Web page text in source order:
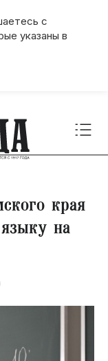
с
указаны в
края
на